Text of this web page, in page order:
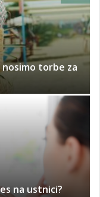
torbe za
na ustnici?